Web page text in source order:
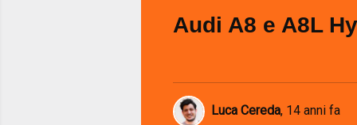
Audi A8 e A8L
Luca Cereda, 14 anni fa